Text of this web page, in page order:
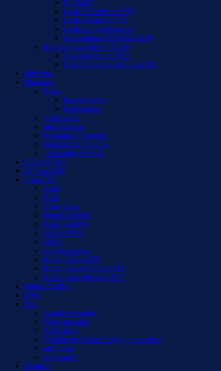
El Dial (i)
La lista España en FM
La lista Galería QSL
La lista Logs/escuchas
Los informes DX de la AER
Reportar escucha en OC de
Una emisión de REE
Uno de nuestros informes DX
Diexismo
Diplomas
Bases
Procedimiento
Radiopaíses
Clsificación
misDiplomas
Preguntas frecuentes
Solicitud de diploma
– Consulta diploma
El Dial (fm) +
Informes DX
Listas DX
Aoki
EiBi
Cruce listas
España en OM
España en FM
Galería QSL
HFCC
Logs/escuchas
Radio-países AER
Radio-países/Códigos ITU
Radio-países/Prefijos ITU
Notizie Radio +
S500
Sitio
Agradecimientos
Áreas privadas
Aviso legal
Gestión datos personales y privacidad
miCuenta
¡Síguenos!
Tienda +